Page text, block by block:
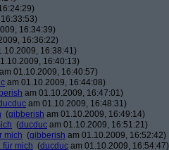
16:34:39)
16:36:22)
16:38:41)
16:40:13)
am 01.10.2009, 16:40:57)
am 01.10.2009, 16:44:08)
am 01.10.2009, 16:47:01)
am 01.10.2009, 16:48:31)
(gibberish am 01.10.2009, 16:49:14)
(ducduc am 01.10.2009, 16:51:21)
mich (gibberish am 01.10.2009, 16:52:42)
für mich (ducduc am 01.10.2009, 16:54:47)